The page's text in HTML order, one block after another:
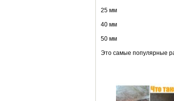
25 мм
40 мм
50 мм
Это самые популярные